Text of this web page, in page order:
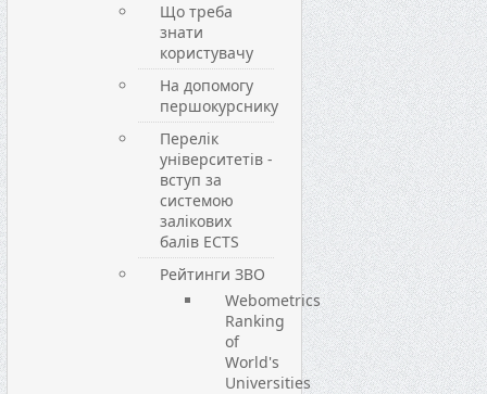
Що треба
знати
користувачу
На допомогу
першокурснику
Перелік
університетів -
вступ за
системою
залікових
балів ECTS
Рейтинги ЗВО
Webometrics
Ranking
of
World's
Universities